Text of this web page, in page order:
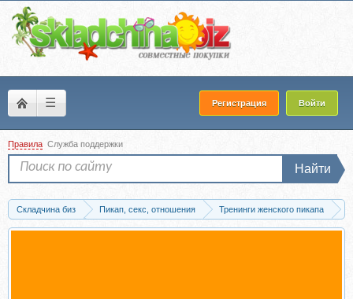
☰ Регистрация Войти
Правила Служба поддержки
Найти
Складчина биз Пикап, секс, отношения
Тренинги женского пикапа
Уроки женского обольщения
Скачать Нюдсы, 2026. Тариф «Для муз»